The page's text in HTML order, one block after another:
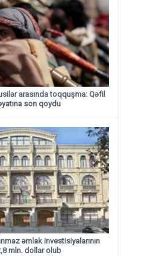
arasında toqquşma: Qəfil
son qoydu
əmlak investisiyalarının
mln. dollar olub